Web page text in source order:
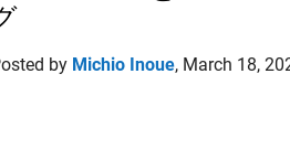
by Michio Inoue, March 18,